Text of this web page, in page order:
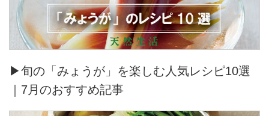
▶旬の「みょうが」を楽しむ人気レシピ10選
｜7月のおすすめ記事